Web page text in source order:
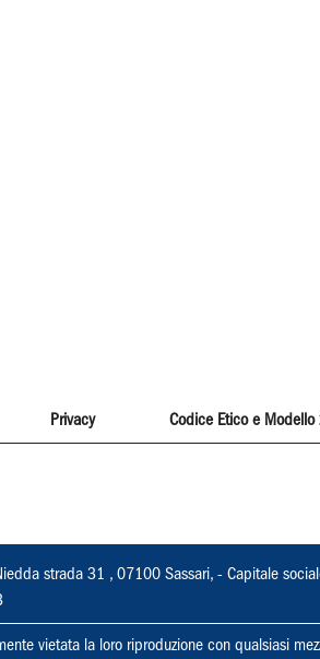
Privacy Codice Etico e Modello
strada 31 , 07100 Sassari, - Capitale
vietata la loro riproduzione con qualsiasi